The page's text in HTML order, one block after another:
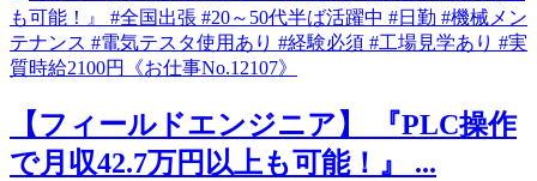
【フィールドエンジニア】 『PLC操作
で月収42.7万円以上も可能！』 ...